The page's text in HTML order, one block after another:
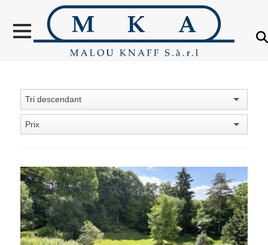
VENTES
LOCATION
OBJETS VENDUS
ÉTRANGER
À PROPOS
CONTACT
Tri descendant
Prix